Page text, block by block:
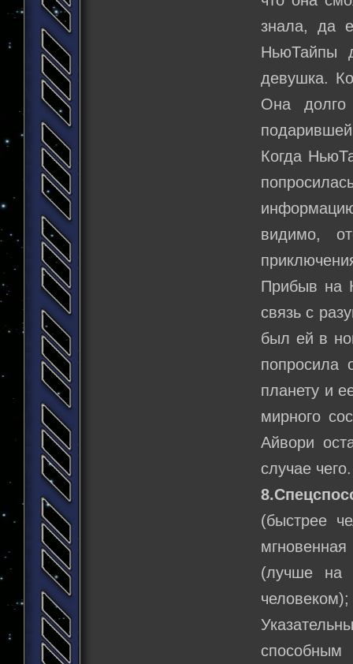
знала, да
НьюТайпы
девушка.
Она долго
Когда
видимо,
Прибыв на
связь с
был ей в
попросила
планету и
мирного
Айвори
случае чего.
(быстрее
(лучше на